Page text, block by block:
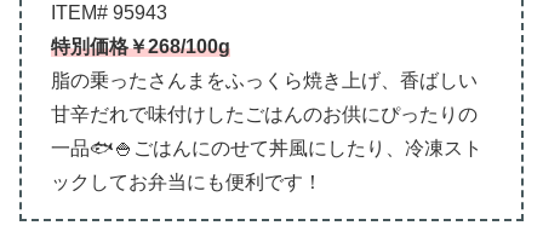
ITEM# 95943
特別価格￥268/100g
脂の乗ったさんまをふっくら焼き上げ、香ばしい
甘辛だれで味付けしたごはんのお供にぴったりの
一品🐟🍚ごはんにのせて丼風にしたり、冷凍スト
ックしてお弁当にも便利です！